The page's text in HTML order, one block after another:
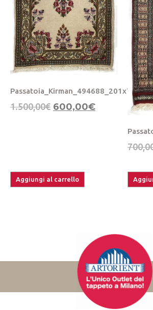
Passatoia_Kirman_494688_201x73
1.500,00€ 600,00€
Aggiungi al carrello